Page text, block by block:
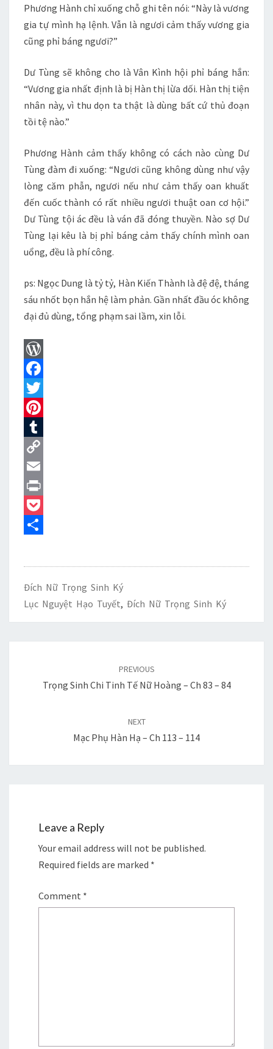
Phương Hành chỉ xuống chỗ ghi tên nói: “Này là vương
gia tự mình hạ lệnh. Vẫn là ngươi cảm thấy vương gia
cũng phỉ báng ngươi?”
Dư Tùng sẽ không cho là Vân Kình hội phỉ báng hắn:
“Vương gia nhất định là bị Hàn thị lừa dối. Hàn thị tiện
nhân này, vì thu dọn ta thật là dùng bất cứ thủ đoạn
tồi tệ nào.”
Phương Hành cảm thấy không có cách nào cùng Dư
Tùng đàm đi xuống: “Ngươi cũng không dùng như vậy
lòng căm phẫn, ngươi nếu như cảm thấy oan khuất
đến cuốc thành có rất nhiều ngươi thuật oan cơ hội.”
Dư Tùng tội ác đều là ván đã đóng thuyền. Nào sợ Dư
Tùng lại kêu là bị phỉ báng cảm thấy chính mình oan
uổng, đều là phí công.
ps: Ngọc Dung là tỷ tỷ, Hàn Kiến Thành là đệ đệ, tháng
sáu nhốt bọn hắn hệ làm phản. Gần nhất đầu óc không
đại đủ dùng, tổng phạm sai lầm, xin lỗi.
W
o
r
P
r
e
s
s
F
a
e
b
o
o
k
T
w
t
t
e
P
n
t
e
s
t
T
u
m
b
C
o
p
y
i
n
k
E
m
a
l
P
n
t
P
c
k
e
t
h
a
r
e
Đích Nữ Trọng Sinh Ký
Lục Nguyệt Hạo Tuyết, Đích Nữ Trọng Sinh Ký
PREVIOUS
Trọng Sinh Chi Tinh Tế Nữ Hoàng – Ch 83 – 84
NEXT
Mạc Phụ Hàn Hạ – Ch 113 – 114
Leave a Reply
Your email address will not be published.
Required fields are marked *
Comment *